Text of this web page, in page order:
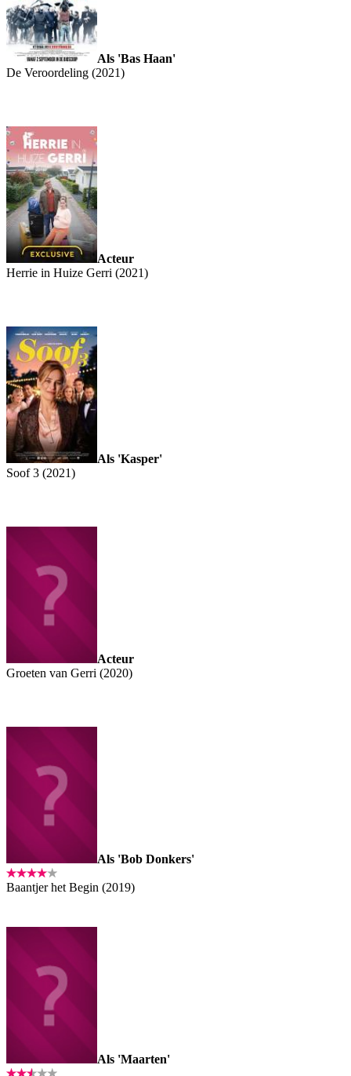
Als 'Bas Haan'
De Veroordeling (2021)
Acteur
Herrie in Huize Gerri (2021)
Als 'Kasper'
Soof 3 (2021)
Acteur
Groeten van Gerri (2020)
Als 'Bob Donkers'
Baantjer het Begin (2019)
Als 'Maarten'